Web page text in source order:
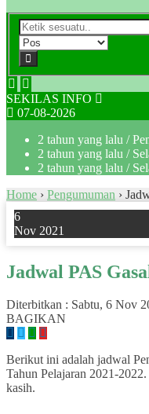
SEKILAS INFO
07-08-2026
2 tahun yang lalu /
2 tahun yang lalu /
2 tahun yang lalu /
Home › Pengumuman ›
6
Nov 2021
Jadwal PAS
Diterbitkan : Sabtu, 6 Nov
BAGIKAN
Berikut ini adalah jadwal
Tahun Pelajaran 2021-
kasih.